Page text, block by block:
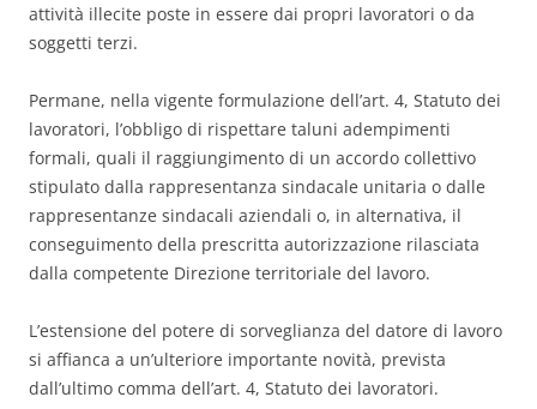
attività illecite poste in essere dai propri lavoratori o da
soggetti terzi.
Permane, nella vigente formulazione dell’art. 4, Statuto dei
lavoratori, l’obbligo di rispettare taluni adempimenti
formali, quali il raggiungimento di un accordo collettivo
stipulato dalla rappresentanza sindacale unitaria o dalle
rappresentanze sindacali aziendali o, in alternativa, il
conseguimento della prescritta autorizzazione rilasciata
dalla competente Direzione territoriale del lavoro.
L’estensione del potere di sorveglianza del datore di lavoro
si affianca a un’ulteriore importante novità, prevista
dall’ultimo comma dell’art. 4, Statuto dei lavoratori.